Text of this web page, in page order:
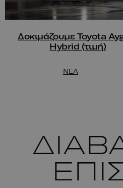
Δοκιμάζουμε Toyota
Hybrid (τιμή)
NEA